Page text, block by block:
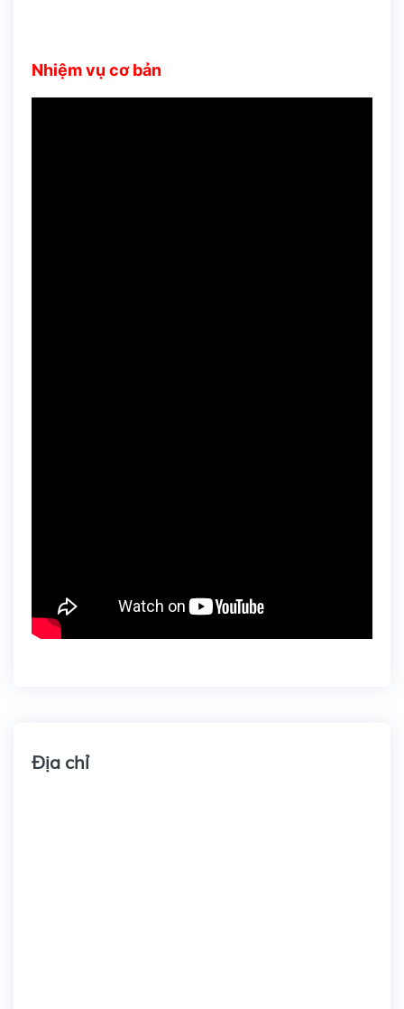
Nhiệm vụ cơ bản
Địa chỉ